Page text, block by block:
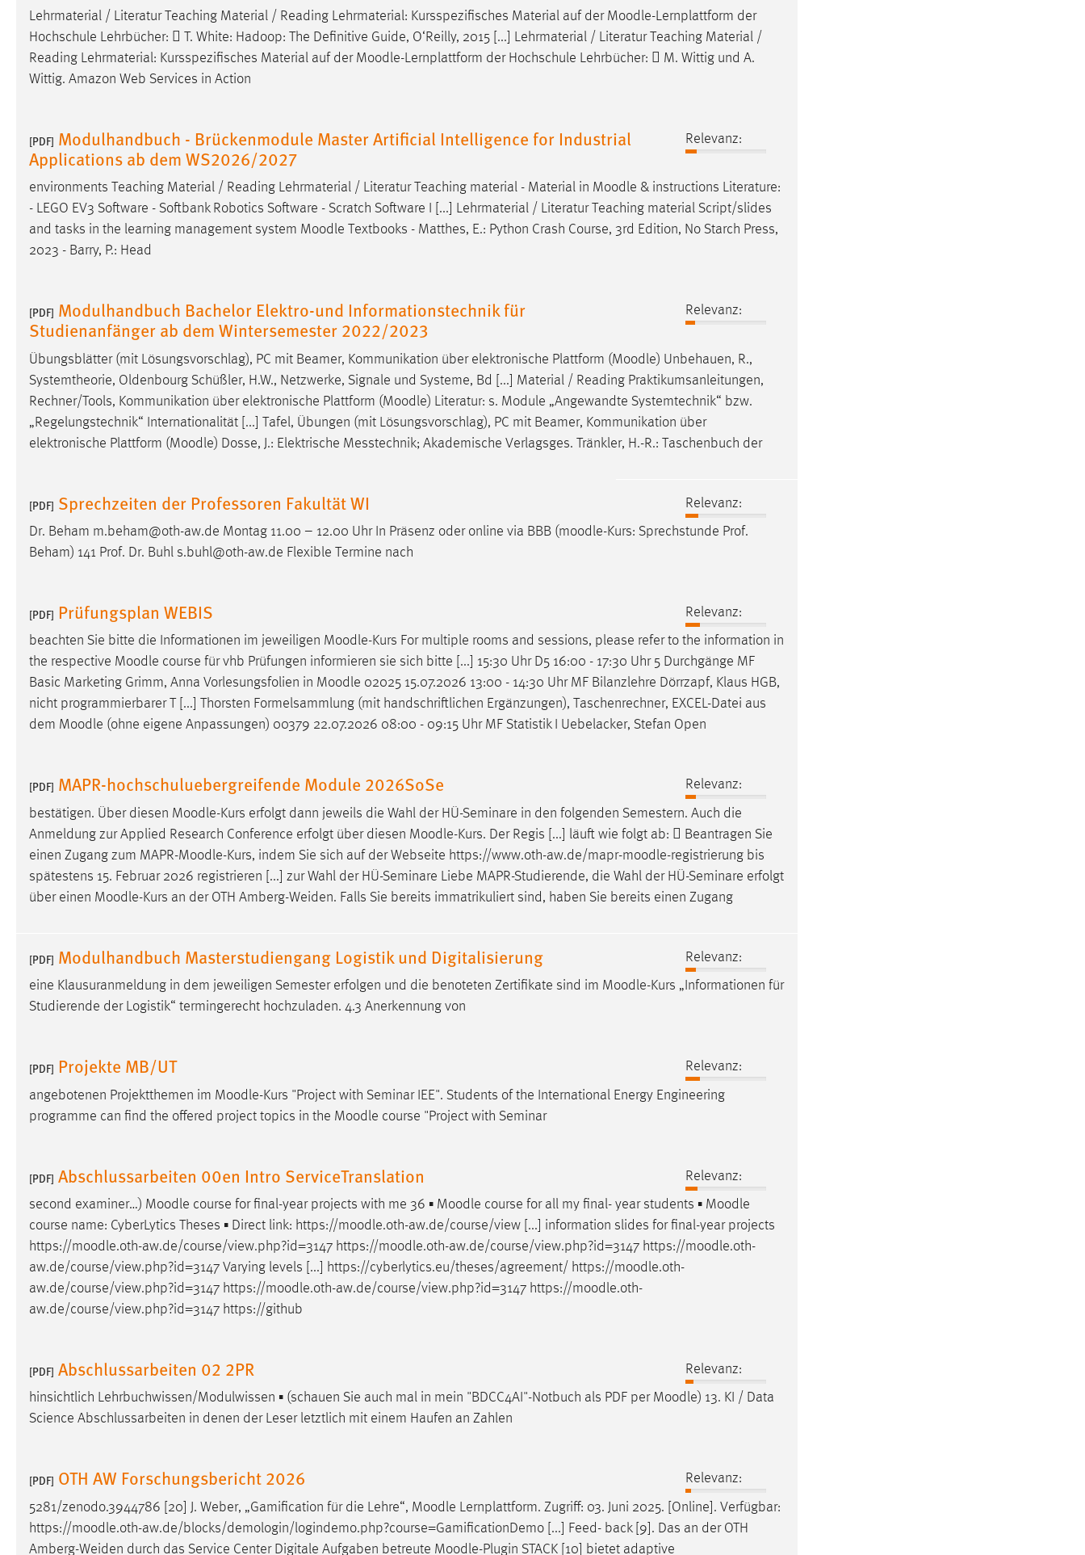
Lehrmaterial / Literatur Teaching Material / Reading Lehrmaterial: Kursspezifisches Material auf der Moodle-Lernplattform der
Hochschule Lehrbücher:  T. White: Hadoop: The Definitive Guide, O‘Reilly, 2015 [...] Lehrmaterial / Literatur Teaching Material /
Reading Lehrmaterial: Kursspezifisches Material auf der Moodle-Lernplattform der Hochschule Lehrbücher:  M. Wittig und A.
Wittig. Amazon Web Services in Action
[PDF] Modulhandbuch - Brückenmodule Master Artificial Intelligence for Industrial
Applications ab dem WS2026/2027
Relevanz:
environments Teaching Material / Reading Lehrmaterial / Literatur Teaching material - Material in Moodle & instructions Literature:
- LEGO EV3 Software - Softbank Robotics Software - Scratch Software I [...] Lehrmaterial / Literatur Teaching material Script/slides
and tasks in the learning management system Moodle Textbooks - Matthes, E.: Python Crash Course, 3rd Edition, No Starch Press,
2023 - Barry, P.: Head
[PDF] Modulhandbuch Bachelor Elektro-und Informationstechnik für
Studienanfänger ab dem Wintersemester 2022/2023
Relevanz:
Übungsblätter (mit Lösungsvorschlag), PC mit Beamer, Kommunikation über elektronische Plattform (Moodle) Unbehauen, R.,
Systemtheorie, Oldenbourg Schüßler, H.W., Netzwerke, Signale und Systeme, Bd [...] Material / Reading Praktikumsanleitungen,
Rechner/Tools, Kommunikation über elektronische Plattform (Moodle) Literatur: s. Module „Angewandte Systemtechnik“ bzw.
„Regelungstechnik“ Internationalität [...] Tafel, Übungen (mit Lösungsvorschlag), PC mit Beamer, Kommunikation über
elektronische Plattform (Moodle) Dosse, J.: Elektrische Messtechnik; Akademische Verlagsges. Tränkler, H.-R.: Taschenbuch der
[PDF] Sprechzeiten der Professoren Fakultät WI
Relevanz:
Dr. Beham m.beham@oth-aw.de Montag 11.00 – 12.00 Uhr In Präsenz oder online via BBB (moodle-Kurs: Sprechstunde Prof.
Beham) 141 Prof. Dr. Buhl s.buhl@oth-aw.de Flexible Termine nach
[PDF] Prüfungsplan WEBIS
Relevanz:
beachten Sie bitte die Informationen im jeweiligen Moodle-Kurs For multiple rooms and sessions, please refer to the information in
the respective Moodle course für vhb Prüfungen informieren sie sich bitte [...] 15:30 Uhr D5 16:00 - 17:30 Uhr 5 Durchgänge MF
Basic Marketing Grimm, Anna Vorlesungsfolien in Moodle 02025 15.07.2026 13:00 - 14:30 Uhr MF Bilanzlehre Dörrzapf, Klaus HGB,
nicht programmierbarer T [...] Thorsten Formelsammlung (mit handschriftlichen Ergänzungen), Taschenrechner, EXCEL-Datei aus
dem Moodle (ohne eigene Anpassungen) 00379 22.07.2026 08:00 - 09:15 Uhr MF Statistik I Uebelacker, Stefan Open
[PDF] MAPR-hochschuluebergreifende Module 2026SoSe
Relevanz:
bestätigen. Über diesen Moodle-Kurs erfolgt dann jeweils die Wahl der HÜ-Seminare in den folgenden Semestern. Auch die
Anmeldung zur Applied Research Conference erfolgt über diesen Moodle-Kurs. Der Regis [...] läuft wie folgt ab:  Beantragen Sie
einen Zugang zum MAPR-Moodle-Kurs, indem Sie sich auf der Webseite https://www.oth-aw.de/mapr-moodle-registrierung bis
spätestens 15. Februar 2026 registrieren [...] zur Wahl der HÜ-Seminare Liebe MAPR-Studierende, die Wahl der HÜ-Seminare erfolgt
über einen Moodle-Kurs an der OTH Amberg-Weiden. Falls Sie bereits immatrikuliert sind, haben Sie bereits einen Zugang
[PDF] Modulhandbuch Masterstudiengang Logistik und Digitalisierung
Relevanz:
eine Klausuranmeldung in dem jeweiligen Semester erfolgen und die benoteten Zertifikate sind im Moodle-Kurs „Informationen für
Studierende der Logistik“ termingerecht hochzuladen. 4.3 Anerkennung von
[PDF] Projekte MB/UT
Relevanz:
angebotenen Projektthemen im Moodle-Kurs "Project with Seminar IEE". Students of the International Energy Engineering
programme can find the offered project topics in the Moodle course "Project with Seminar
[PDF] Abschlussarbeiten 00en Intro ServiceTranslation
Relevanz:
second examiner…) Moodle course for final-year projects with me 36 ▪ Moodle course for all my final- year students ▪ Moodle
course name: CyberLytics Theses ▪ Direct link: https://moodle.oth-aw.de/course/view [...] information slides for final-year projects
https://moodle.oth-aw.de/course/view.php?id=3147 https://moodle.oth-aw.de/course/view.php?id=3147 https://moodle.oth-
aw.de/course/view.php?id=3147 Varying levels [...] https://cyberlytics.eu/theses/agreement/ https://moodle.oth-
aw.de/course/view.php?id=3147 https://moodle.oth-aw.de/course/view.php?id=3147 https://moodle.oth-
aw.de/course/view.php?id=3147 https://github
[PDF] Abschlussarbeiten 02 2PR
Relevanz:
hinsichtlich Lehrbuchwissen/Modulwissen ▪ (schauen Sie auch mal in mein "BDCC4AI"-Notbuch als PDF per Moodle) 13. KI / Data
Science Abschlussarbeiten in denen der Leser letztlich mit einem Haufen an Zahlen
[PDF] OTH AW Forschungsbericht 2026
Relevanz:
5281/zenodo.3944786 [20] J. Weber, „Gamification für die Lehre“, Moodle Lernplattform. Zugriff: 03. Juni 2025. [Online]. Verfügbar:
https://moodle.oth-aw.de/blocks/demologin/logindemo.php?course=GamificationDemo [...] Feed- back [9]. Das an der OTH
Amberg-Weiden durch das Service Center Digitale Aufgaben betreute Moodle-Plugin STACK [10] bietet adaptive
STATISTIK
Statistik Cookies erfassen Informationen anonym.
Diese Informationen helfen uns zu verstehen, wie
Matomo
Zweck: Zugriffsstatistik
Cookie Laufzeit: Max. 13 Monate
MARKETING
Marketing Cookies werden von Drittanbietern
Sie tun dies, indem sie Besucher über Websites
hinweg verfolgen.
Google Ads
Zweck:
Cookie Laufzeit: 3 Monate
Anbieter: Facebook
Zweck: Conversion-Tracking
Cookie Laufzeit: 3 Monate
EXTERNE MEDIEN
Um Inhalte von Videoplattformen und Social Media
Plattformen anzeigen zu können, werden von diesen
externen Medien Cookies gesetzt.
YouTube